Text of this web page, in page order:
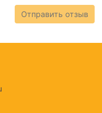
Отправить отзыв